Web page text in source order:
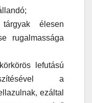
élesen
rugalmassága
lefutású
a
ezáltal